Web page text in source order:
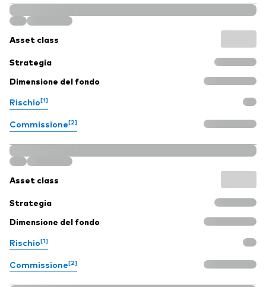
Asset class
Strategia
Dimensione del fondo
Rischio[1]
Commissione[2]
Asset class
Strategia
Dimensione del fondo
Rischio[1]
Commissione[2]